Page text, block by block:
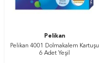
Pelikan
Pelikan 4001 Dolmakalem Kartuşu
6 Adet Yeşil